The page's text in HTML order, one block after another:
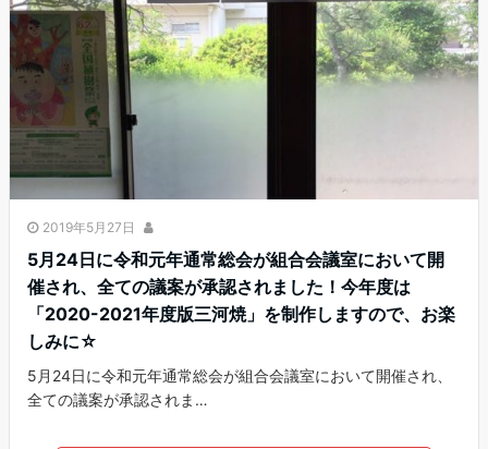
2019年5月27日
5月24日に令和元年通常総会が組合会議室において開
催され、全ての議案が承認されました！今年度は
「2020-2021年度版三河焼」を制作しますので、お楽
しみに☆
5月24日に令和元年通常総会が組合会議室において開催され、
全ての議案が承認されま…